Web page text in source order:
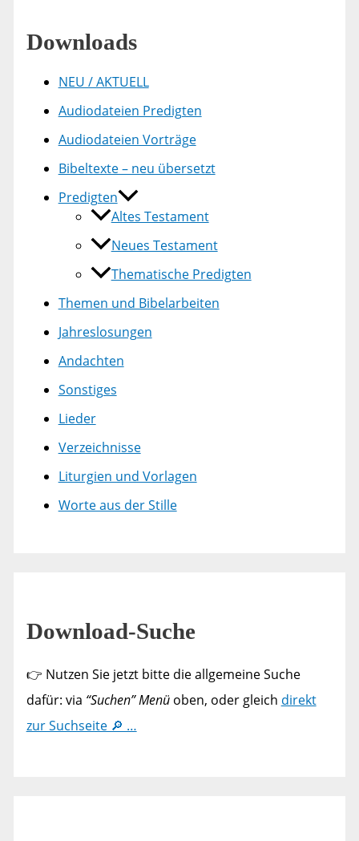
Downloads
NEU / AKTUELL
Audiodateien Predigten
Audiodateien Vorträge
Bibeltexte – neu übersetzt
Predigten
Altes Testament
Neues Testament
Thematische Predigten
Themen und Bibelarbeiten
Jahreslosungen
Andachten
Sonstiges
Lieder
Verzeichnisse
Liturgien und Vorlagen
Worte aus der Stille
Download-Suche
👉 Nutzen Sie jetzt bitte die allgemeine Suche
dafür: via “Suchen” Menüoben, oder gleich direkt
zur Suchseite 🔎 …